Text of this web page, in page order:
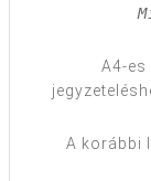
A4-
A korábbi